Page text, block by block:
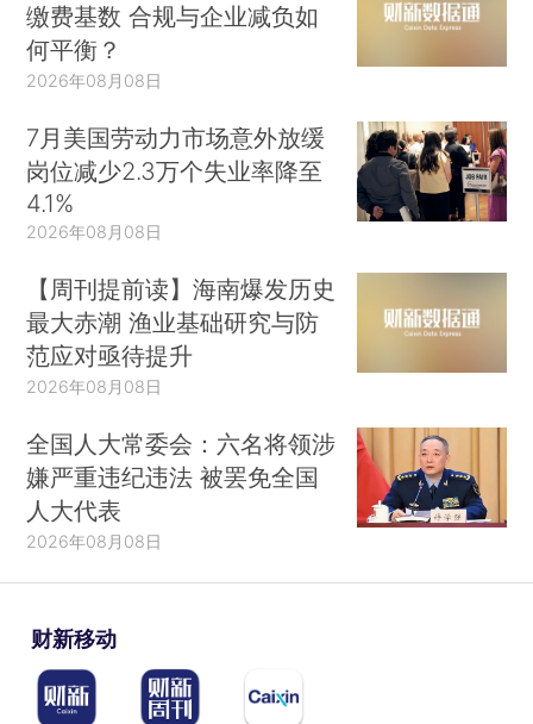
缴费基数 合规与企业减负如
何平衡？
2026年08月08日
7月美国劳动力市场意外放缓
岗位减少2.3万个失业率降至
4.1%
2026年08月08日
【周刊提前读】海南爆发历史
最大赤潮 渔业基础研究与防
范应对亟待提升
2026年08月08日
全国人大常委会：六名将领涉
嫌严重违纪违法 被罢免全国
人大代表
2026年08月08日
财新移动